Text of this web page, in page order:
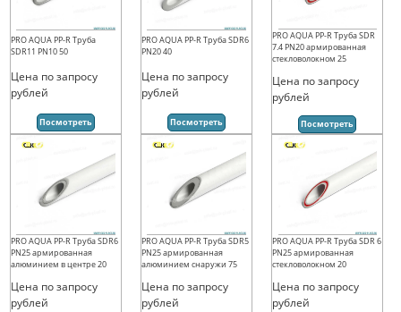
PRO AQUA PP-R Труба
SDR11 PN10 50
Цена по запросу
рублей
Посмотреть
PRO AQUA PP-R Труба SDR6
PN20 40
Цена по запросу
рублей
Посмотреть
PRO AQUA PP-R Труба SDR
7.4 PN20 армированная
стекловолокном 25
Цена по запросу
рублей
Посмотреть
PRO AQUA PP-R Труба SDR6
PN25 армированная
алюминием в центре 20
Цена по запросу
рублей
PRO AQUA PP-R Труба SDR5
PN25 армированная
алюминием снаружи 75
Цена по запросу
рублей
PRO AQUA PP-R Труба SDR 6
PN25 армированная
стекловолокном 20
Цена по запросу
рублей